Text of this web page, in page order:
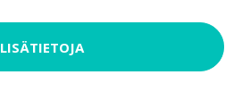
LISÄTIETOJA